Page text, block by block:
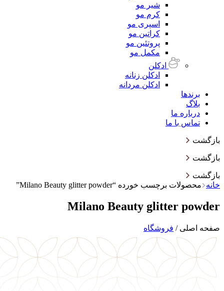
شیر مو
کرم مو
اسپری مو
کراتین مو
پروتئین مو
مکمل مو
ادکلن
ادکلن زنانه
ادکلن مردانه
برندها
بلاگ
درباره ما
تماس با ما
بازگشت
بازگشت
بازگشت
خانه
محصولات برچسب خورده “Milano Beauty glitter powder”
Milano Beauty glitter powder
صفحه اصلی / فروشگاه